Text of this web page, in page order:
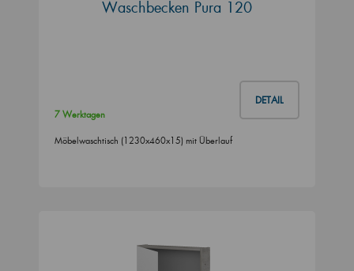
Waschbecken Pura 120
DETAIL
7 Werktagen
Möbelwaschtisch (1230x460x15) mit Überlauf